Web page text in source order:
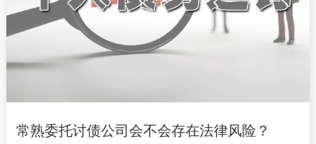
常熟委托讨债公司会不会存在法律风险？